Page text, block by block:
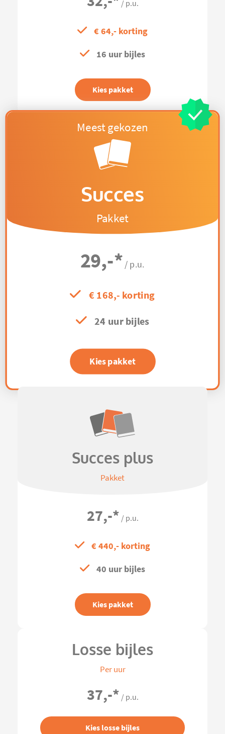
/ p.u.
€ 64,- korting
16 uur bijles
Kies pakket
Succes
Pakket
29,-* / p.u.
€ 168,- korting
24 uur bijles
Kies pakket
Succes plus
Pakket
27,-* / p.u.
€ 440,- korting
40 uur bijles
Kies pakket
Losse bijles
Per uur
37,-* / p.u.
Kies losse bijles